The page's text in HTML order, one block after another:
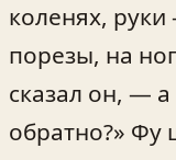
коленях,
порезы, на
сказал он, —
обратно?» Фу